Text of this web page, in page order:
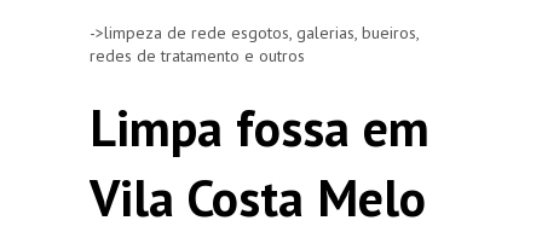
->limpeza de rede esgotos, galerias, bueiros,
redes de tratamento e outros
Limpa fossa em
Vila Costa Melo